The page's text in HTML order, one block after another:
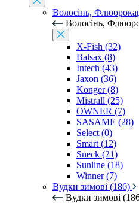
Волосінь,
Волосінь,
X-Fish (32)
Balsax (8)
Intech (43)
Jaxon (36)
Konger (8)
Mistrall (25)
OWNER (7)
SASAME (28)
Select (0)
Smart (12)
Sneck (21)
Sunline (18)
Winner (7)
Вудки зимові (186)
Вудки зимові